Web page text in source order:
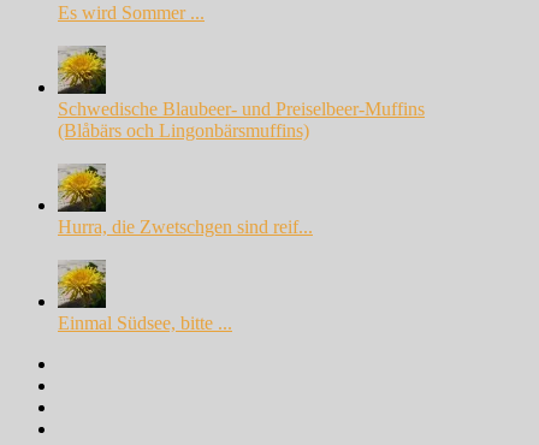
Es wird Sommer ...
Schwedische Blaubeer- und Preiselbeer-Muffins
(Blåbärs och Lingonbärsmuffins)
Hurra, die Zwetschgen sind reif...
Einmal Südsee, bitte ...